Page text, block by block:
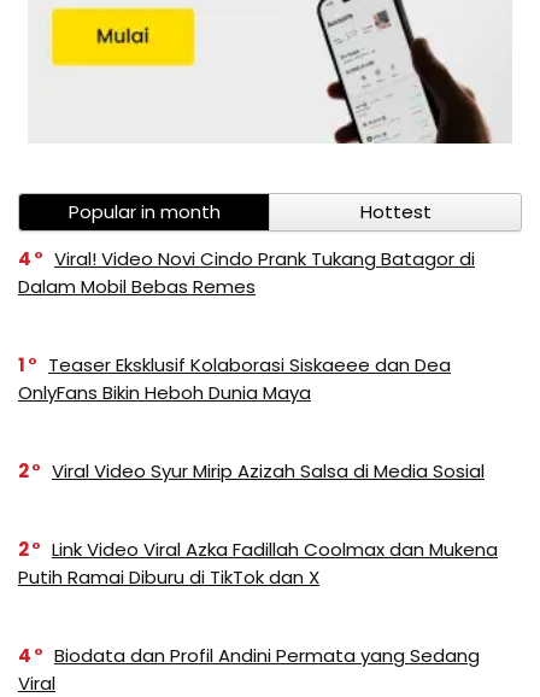
Popular in month
Hottest
4
Viral! Video Novi Cindo Prank Tukang Batagor di
Dalam Mobil Bebas Remes
1
Teaser Eksklusif Kolaborasi Siskaeee dan Dea
OnlyFans Bikin Heboh Dunia Maya
2 Viral Video Syur Mirip Azizah Salsa di Media Sosial
2
Link Video Viral Azka Fadillah Coolmax dan Mukena
Putih Ramai Diburu di TikTok dan X
4
Biodata dan Profil Andini Permata yang Sedang
Viral